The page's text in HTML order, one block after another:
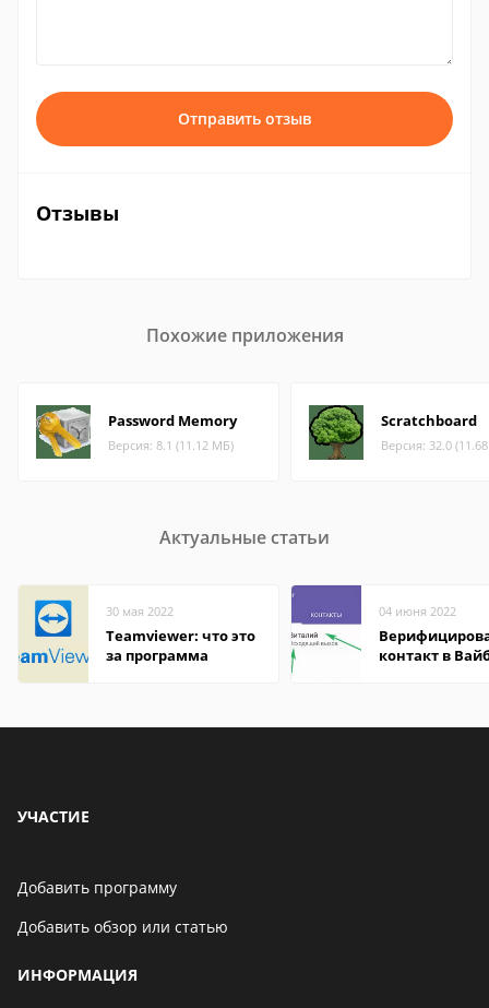
Отправить отзыв
Отзывы
Похожие приложения
Password Memory
Версия: 8.1 (11.12 МБ)
Scratchboard
Версия: 32.0
Актуальные статьи
30 мая 2022
Teamviewer: что это
за программа
04 июня 2022
контакт в
УЧАСТИЕ
Добавить программу
Добавить обзор или статью
ИНФОРМАЦИЯ